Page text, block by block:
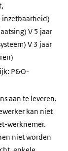
inzetbaarheid)
V 5 jaar
V 3 jaar
P&O-
aan te leveren.
kan niet
werknemer.
niet worden